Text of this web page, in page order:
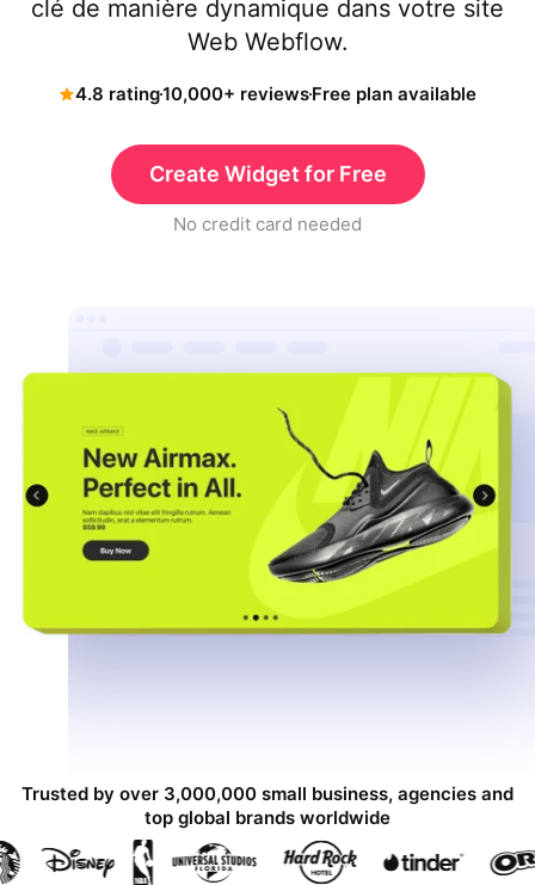
clé de manière dynamique dans votre site
Web Webflow.
4.8 rating10,000+ reviewsFree plan available
Create Widget for Free
No credit card needed
Trusted by over 3,000,000 small business, agencies and
top global brands worldwide